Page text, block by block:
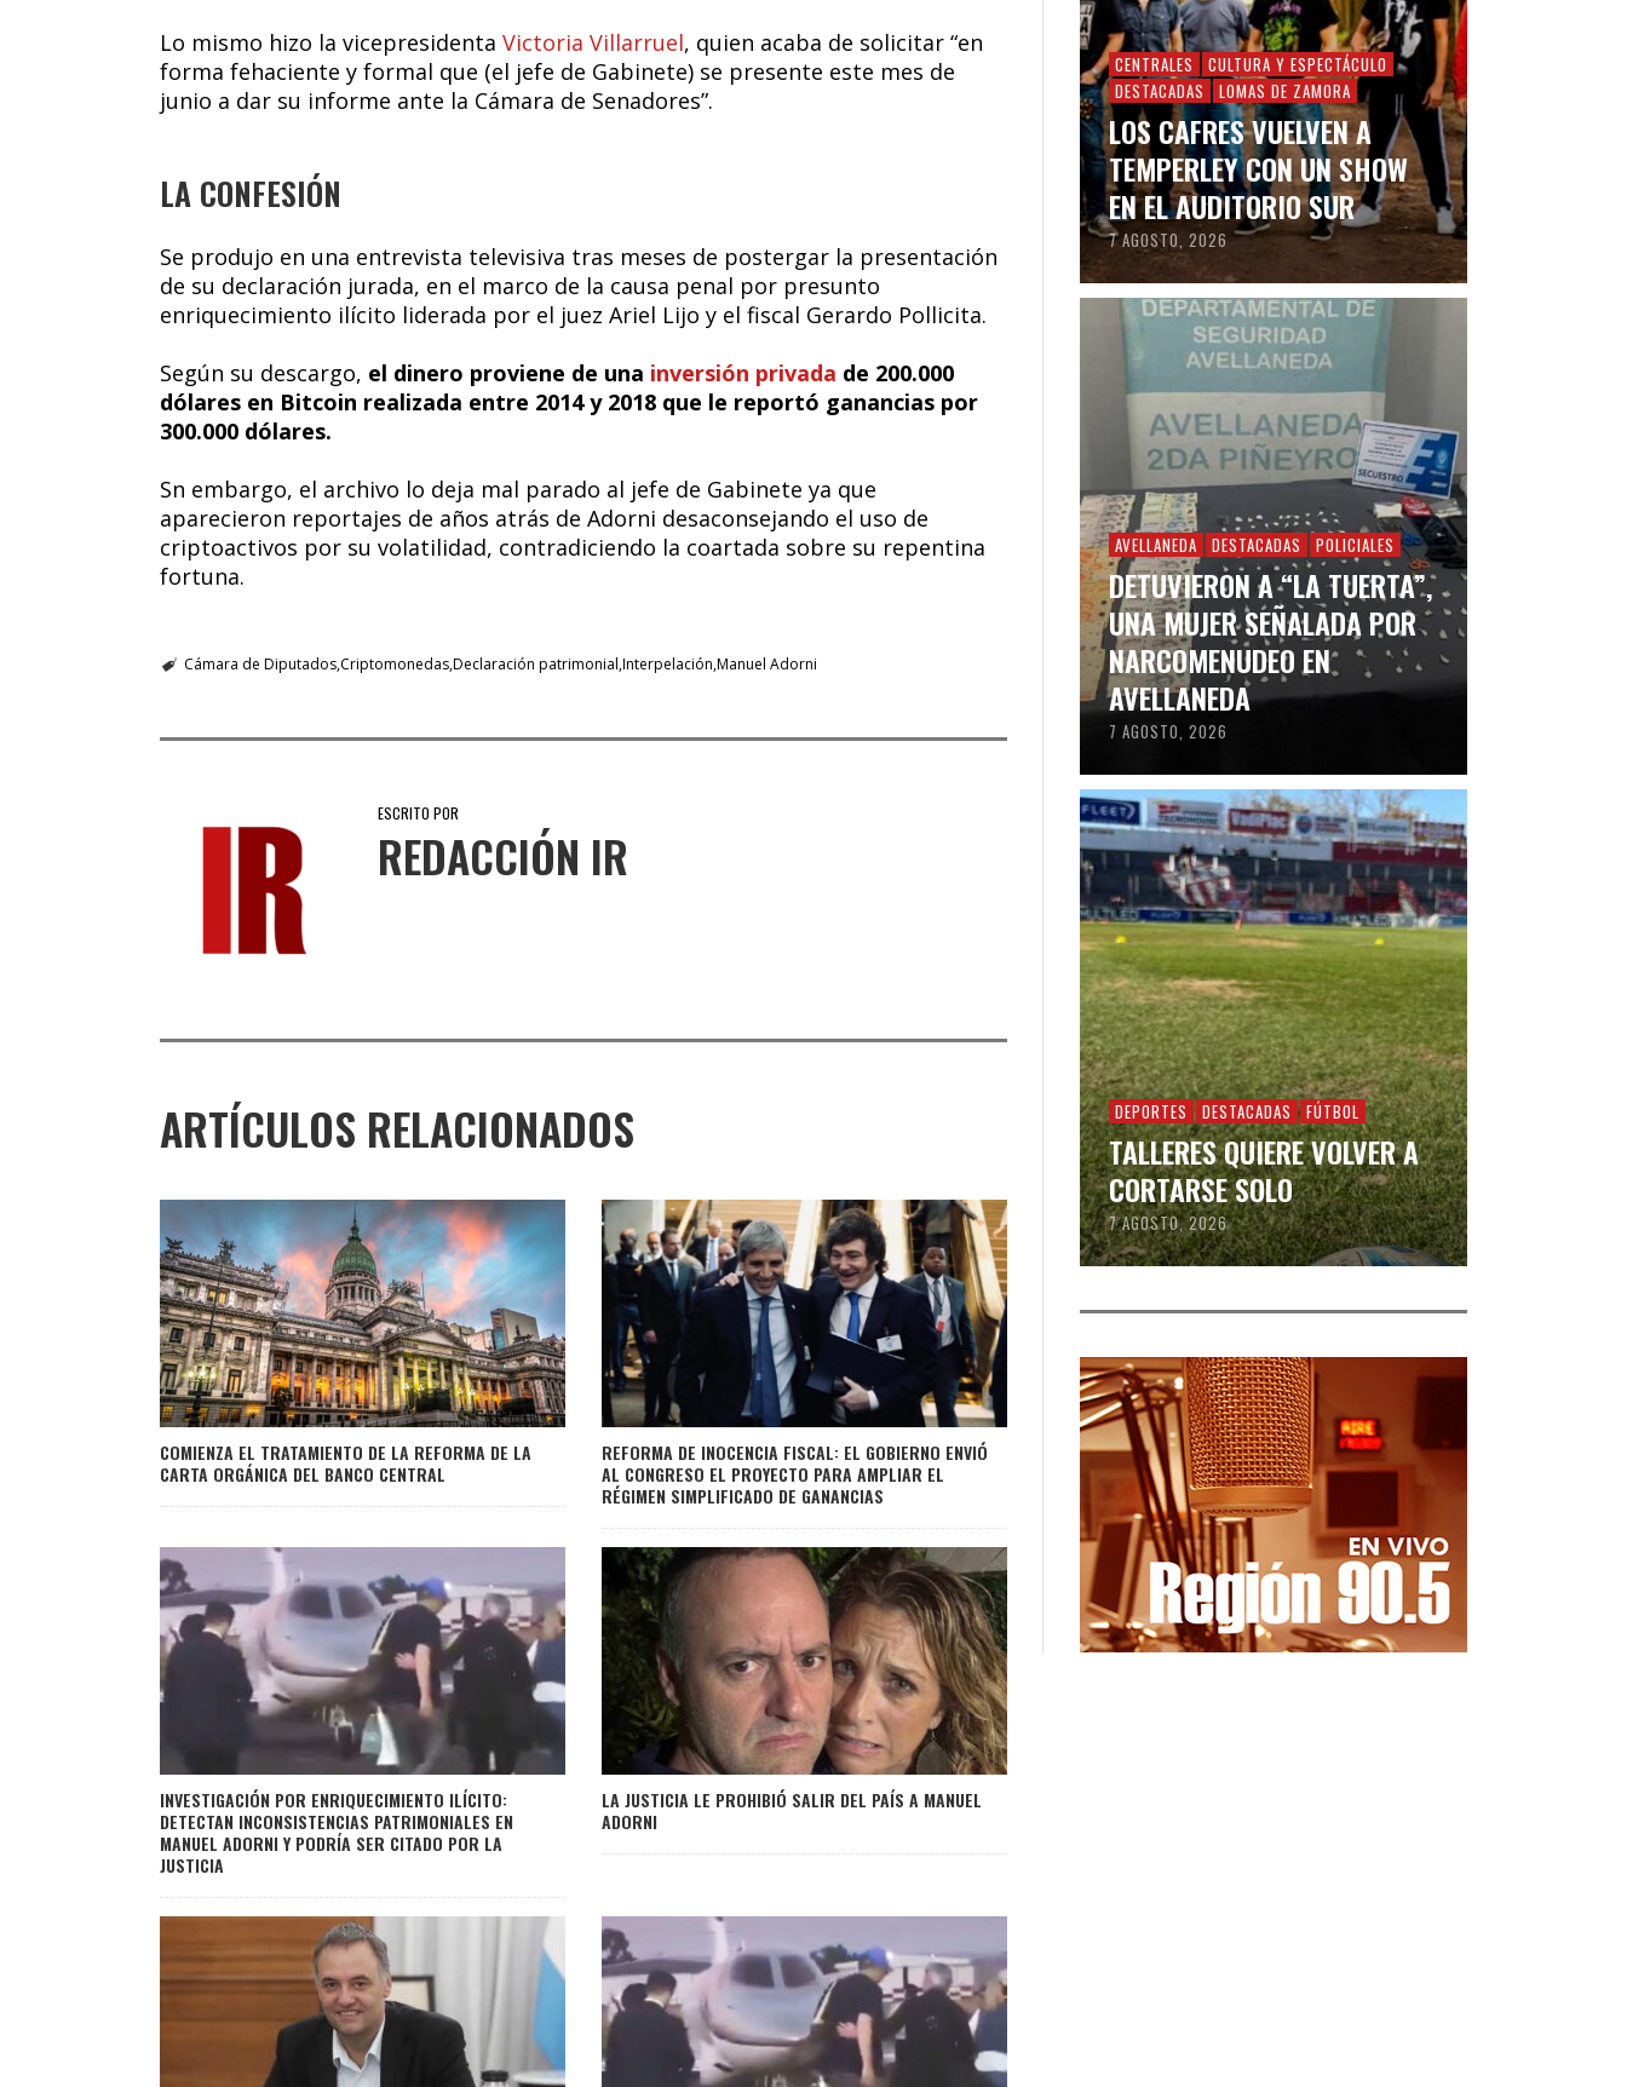
Lo mismo hizo la vicepresidenta Victoria Villarruel, quien acaba de solicitar “en
forma fehaciente y formal que (el jefe de Gabinete) se presente este mes de
junio a dar su informe ante la Cámara de Senadores”.
LA CONFESIÓN
Se produjo en una entrevista televisiva tras meses de postergar la presentación
de su declaración jurada, en el marco de la causa penal por presunto
enriquecimiento ilícito liderada por el juez Ariel Lijo y el fiscal Gerardo Pollicita.
Según su descargo, el dinero proviene de una inversión privada de 200.000
dólares en Bitcoin realizada entre 2014 y 2018 que le reportó ganancias por
300.000 dólares.
Sn embargo, el archivo lo deja mal parado al jefe de Gabinete ya que
aparecieron reportajes de años atrás de Adorni desaconsejando el uso de
criptoactivos por su volatilidad, contradiciendo la coartada sobre su repentina
fortuna.
Cámara de DiputadosCriptomonedasDeclaración patrimonial Interpelación Manuel Adorni
ESCRITO POR
REDACCIÓN IR
ARTÍCULOS RELACIONADOS
COMIENZA EL TRATAMIENTO DE LA REFORMA DE LA
CARTA ORGÁNICA DEL BANCO CENTRAL
REFORMA DE INOCENCIA FISCAL: EL GOBIERNO ENVIÓ
AL CONGRESO EL PROYECTO PARA AMPLIAR EL
RÉGIMEN SIMPLIFICADO DE GANANCIAS
INVESTIGACIÓN POR ENRIQUECIMIENTO ILÍCITO:
DETECTAN INCONSISTENCIAS PATRIMONIALES EN
MANUEL ADORNI Y PODRÍA SER CITADO POR LA
JUSTICIA
LA JUSTICIA LE PROHIBIÓ SALIR DEL PAÍS A MANUEL
ADORNI
CENTRALES
CULTURA Y ESPECTÁCULO
DESTACADAS
LOMAS DE ZAMORA
LOS CAFRES VUELVEN A
TEMPERLEY CON UN SHOW
EN EL AUDITORIO SUR
7 AGOSTO, 2026
AVELLANEDA DESTACADAS POLICIALES
DETUVIERON A “LA TUERTA”,
UNA MUJER SEÑALADA POR
NARCOMENUDEO EN
AVELLANEDA
7 AGOSTO, 2026
DEPORTES DESTACADAS FÚTBOL
TALLERES QUIERE VOLVER A
CORTARSE SOLO
7 AGOSTO, 2026